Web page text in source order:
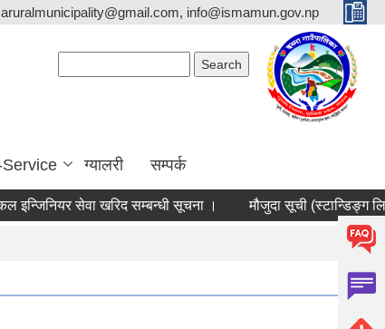
info@ismamun.gov.np
ग्यालरी सम्पर्क
सेवा खरिद सम्बन्धी सूचना । मौजुदा सूची (स्टान्डिङ्ग लिष्ट)